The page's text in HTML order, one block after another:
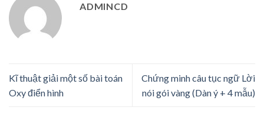
ADMINCD
Kĩ thuật giải một số bài toán
Oxy điển hình
Chứng minh câu tục ngữ Lời
nói gói vàng (Dàn ý + 4 mẫu)